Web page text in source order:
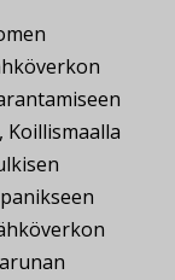
Koillismaalla